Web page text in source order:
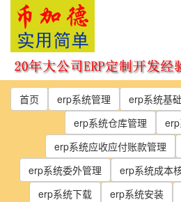
Skip
content
首页 erp系统管理 erp系统基
erp系统仓库管理
erp系统应收应付账款管理
erp系统委外管理
erp系统成本
erp系统下载
erp系统安装